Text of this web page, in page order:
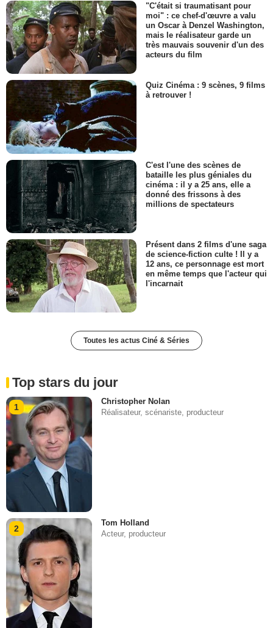
"C'était si traumatisant pour
moi" : ce chef-d'œuvre a valu
un Oscar à Denzel Washington,
mais le réalisateur garde un
très mauvais souvenir d'un des
acteurs du film
Quiz Cinéma : 9 scènes, 9 films
à retrouver !
C'est l'une des scènes de
bataille les plus géniales du
cinéma : il y a 25 ans, elle a
donné des frissons à des
millions de spectateurs
Présent dans 2 films d'une saga
de science-fiction culte ! Il y a
12 ans, ce personnage est mort
en même temps que l'acteur qui
l'incarnait
Toutes les actus Ciné & Séries
Top stars du jour
1
Christopher Nolan
Réalisateur, scénariste, producteur
2
Tom Holland
Acteur, producteur